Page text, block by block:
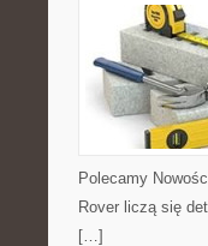
Polecamy
Rover liczą się
[…]